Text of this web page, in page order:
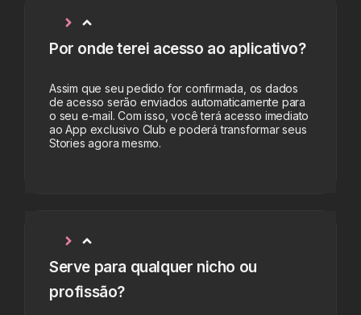
Por onde terei acesso ao aplicativo?
Assim que seu pedido for confirmada, os dados
de acesso serão enviados automaticamente para
o seu e-mail. Com isso, você terá acesso imediato
ao App exclusivo Club e poderá transformar seus
Stories agora mesmo.
Serve para qualquer nicho ou
profissão?